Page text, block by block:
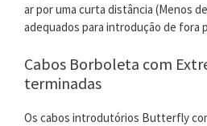
ar por uma curta distância (Menos
adequados para introdução de fora
Cabos Borboleta com
terminadas
Os cabos introdutórios Butterfly